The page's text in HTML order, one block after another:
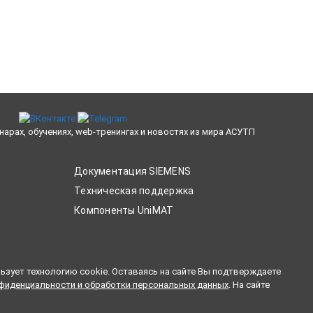
обучениях, web-тренингах и новостях из мира АСУТП
Документация SIEMENS
Техническая поддержка
Компоненты UniMAT
технологию cookie. Оставаясь на сайте Вы подтверждаете
и обработки персональных данных. На сайте